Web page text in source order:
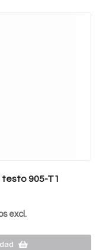
testo 905-T1
excl.